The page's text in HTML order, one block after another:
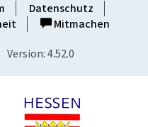
Datenschutz
Mitmachen
Version: 4.52.0